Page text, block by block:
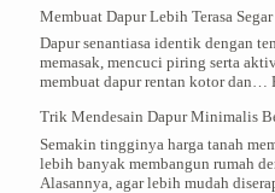
Membuat Dapur Lebih Terasa
Dapur senantiasa identik dengan
memasak, mencuci piring serta
membuat dapur rentan kotor dan…
Trik Mendesain Dapur Minimalis
Semakin tingginya harga tanah
lebih banyak membangun rumah
Alasannya, agar lebih mudah